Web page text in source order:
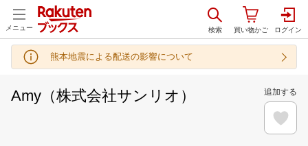
メニュー
熊本地震による配送の影響について
Amy（株式会社サンリオ） 追加する